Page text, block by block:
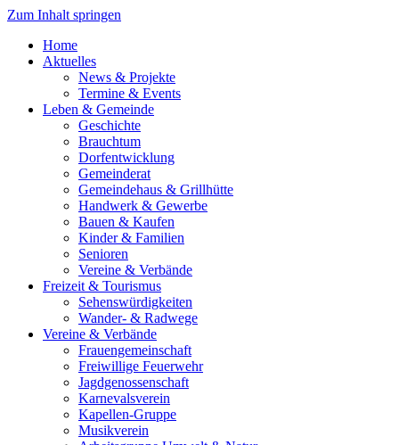
Zum Inhalt springen
Home
Aktuelles
News & Projekte
Termine & Events
Leben & Gemeinde
Geschichte
Brauchtum
Dorfentwicklung
Gemeinderat
Gemeindehaus & Grillhütte
Handwerk & Gewerbe
Bauen & Kaufen
Kinder & Familien
Senioren
Vereine & Verbände
Freizeit & Tourismus
Sehenswürdigkeiten
Wander- & Radwege
Vereine & Verbände
Frauengemeinschaft
Freiwillige Feuerwehr
Jagdgenossenschaft
Karnevalsverein
Kapellen-Gruppe
Musikverein